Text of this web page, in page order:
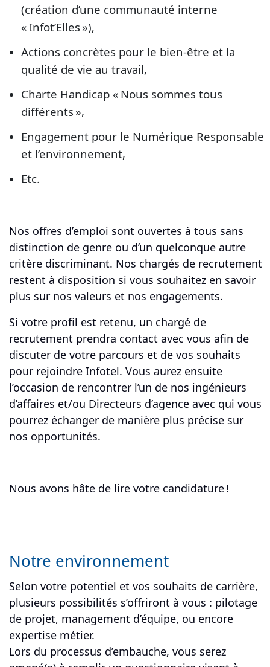
(création d’une communauté interne
« Infot’Elles »),
Actions concrètes pour le bien-être et la
qualité de vie au travail,
Charte Handicap « Nous sommes tous
différents »,
Engagement pour le Numérique Responsable
et l’environnement,
Etc.
Nos offres d’emploi sont ouvertes à tous sans
distinction de genre ou d’un quelconque autre
critère discriminant. Nos chargés de recrutement
restent à disposition si vous souhaitez en savoir
plus sur nos valeurs et nos engagements.
Si votre profil est retenu, un chargé de
recrutement prendra contact avec vous afin de
discuter de votre parcours et de vos souhaits
pour rejoindre Infotel. Vous aurez ensuite
l’occasion de rencontrer l’un de nos ingénieurs
d’affaires et/ou Directeurs d’agence avec qui vous
pourrez échanger de manière plus précise sur
nos opportunités.
Nous avons hâte de lire votre candidature !
Notre environnement
Selon votre potentiel et vos souhaits de carrière,
plusieurs possibilités s’offriront à vous : pilotage
de projet, management d’équipe, ou encore
expertise métier.
Lors du processus d’embauche, vous serez